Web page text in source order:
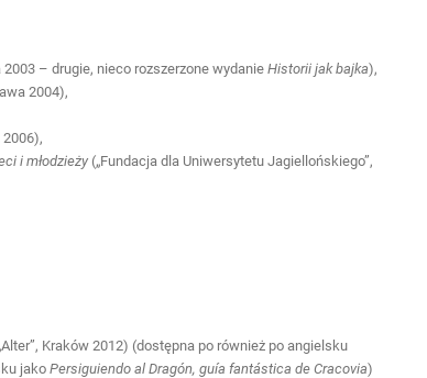
2003 – drugie, nieco rozszerzone wydanie Historii jak bajka),
2004),
2006),
i młodzieży („Fundacja dla Uniwersytetu Jagiellońskiego”,
Kraków 2012) (dostępna po również po angielsku
jako Persiguiendo al Dragón, guía fantástica de Cracovia)